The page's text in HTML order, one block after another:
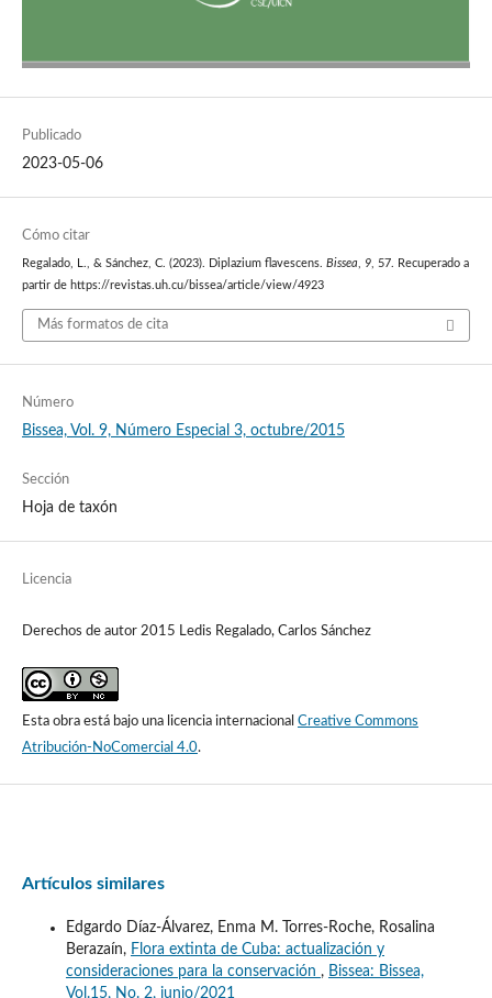
Publicado
2023-05-06
Cómo citar
Regalado, L., & Sánchez, C. (2023). Diplazium flavescens. Bissea, 9, 57. Recuperado a
partir de https://revistas.uh.cu/bissea/article/view/4923
Más formatos de cita
Número
Bissea, Vol. 9, Número Especial 3, octubre/2015
Sección
Hoja de taxón
Licencia
Derechos de autor 2015 Ledis Regalado, Carlos Sánchez
Esta obra está bajo una licencia internacional Creative Commons
Atribución-NoComercial 4.0.
Artículos similares
Edgardo Díaz-Álvarez, Enma M. Torres-Roche, Rosalina
Berazaín, Flora extinta de Cuba: actualización y
consideraciones para la conservación , Bissea: Bissea,
Vol.15, No. 2, junio/2021